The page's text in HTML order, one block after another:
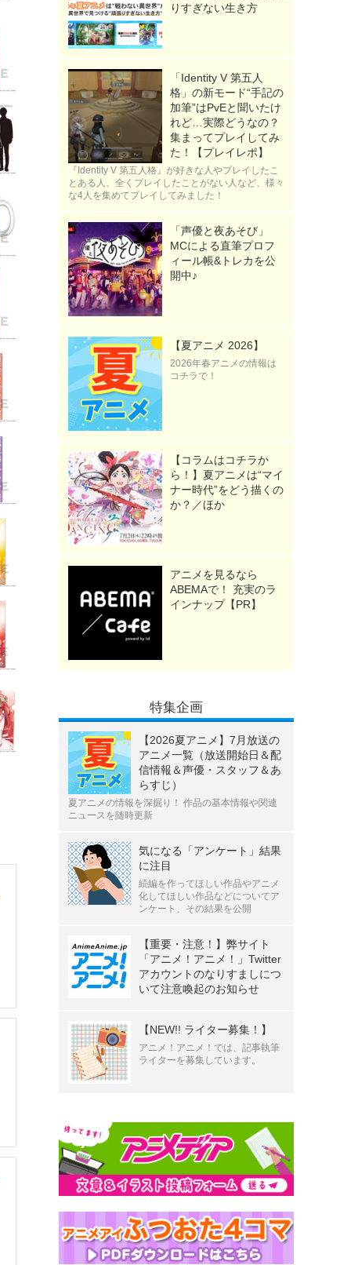
りすぎない生き方
「Identity V 第五人
格」の新モード“手記の
加筆”はPvEと聞いたけ
れど…実際どうなの？
集まってプレイしてみ
た！【プレイレポ】
『Identity V 第五人格』が好きな人やプレイしたこ
とある人、全くプレイしたことがない人など、様々
な4人を集めてプレイしてみました！
「声優と夜あそび」
MCによる直筆プロフ
ィール帳&トレカを公
開中♪
【夏アニメ 2026】
2026年春アニメの情報は
コチラで！
【コラムはコチラか
ら！】夏アニメは“マイ
ナー時代”をどう描くの
か？／ほか
アニメを見るなら
ABEMAで！ 充実のラ
インナップ【PR】
特集企画
【2026夏アニメ】7月放送の
アニメ一覧（放送開始日＆配
信情報＆声優・スタッフ＆あ
らすじ）
夏アニメの情報を深掘り！ 作品の基本情報や関連
ニュースを随時更新
気になる「アンケート」結果
に注目
続編を作ってほしい作品やアニメ
化してほしい作品などについてア
ンケート、その結果を公開
【重要・注意！】弊サイト
「アニメ！アニメ！」Twitter
アカウントのなりすましにつ
いて注意喚起のお知らせ
【NEW!! ライター募集！】
アニメ！アニメ！では、記事執筆
ライターを募集しています。